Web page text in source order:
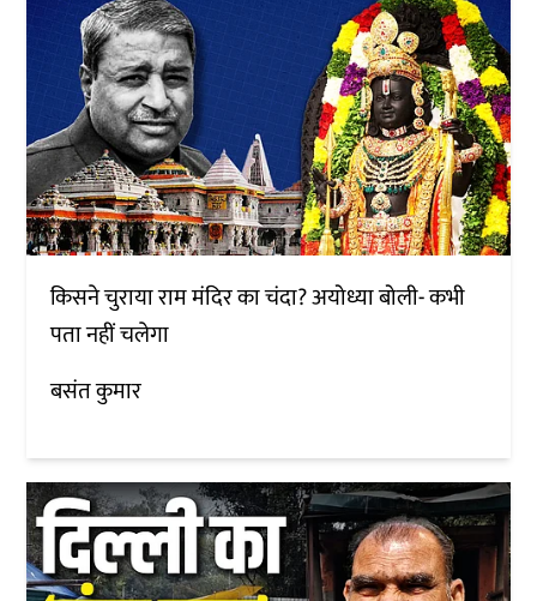
किसने चुराया राम मंदिर का चंदा? अयोध्या बोली- कभी
पता नहीं चलेगा
बसंत कुमार